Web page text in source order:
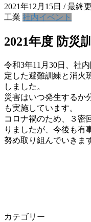
2021年12月15日 / 最終
工業 社内イベント
2021年度 防災
令和3年11月30日、社
定した避難訓練と消火
しました。
災害はいつ発生するか
も実施しています。
コロナ禍のため、３密
りましたが、今後も有
努め取り組んでいきま
カテゴリー